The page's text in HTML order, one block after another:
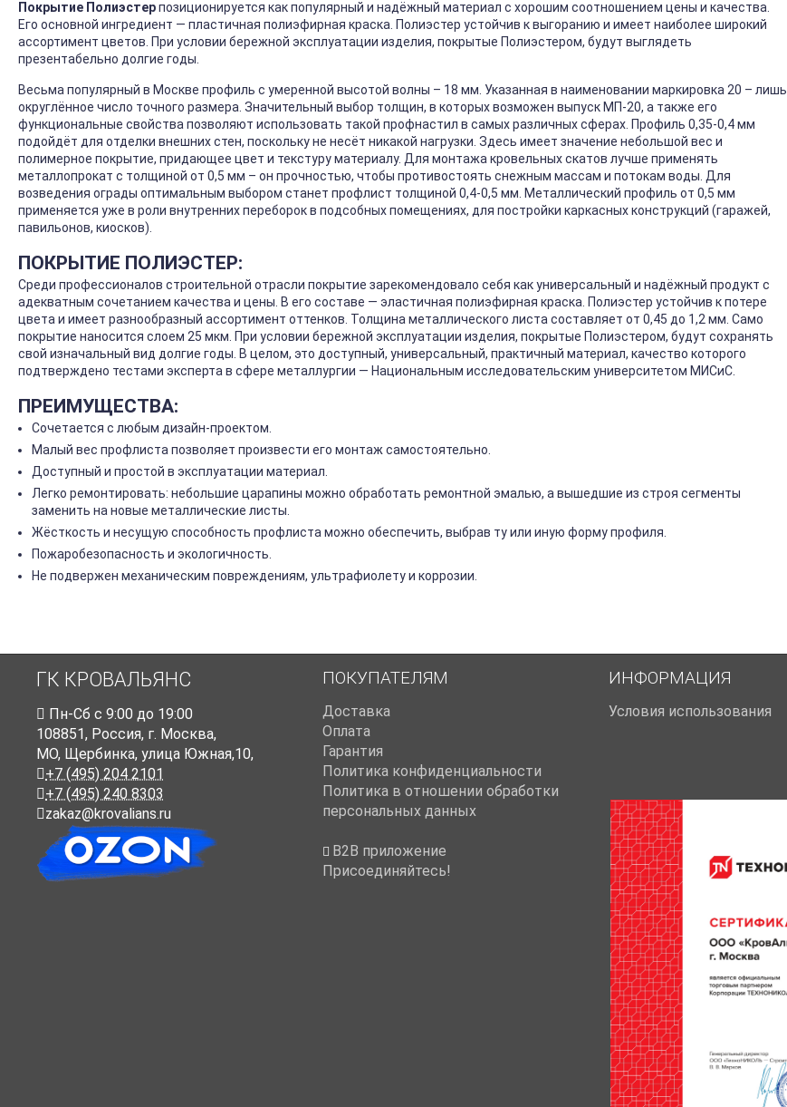
Покрытие Полиэстерпозиционируется как популярный и надёжный материал с хорошим соотношением цены и качества.
Его основной ингредиент — пластичная полиэфирная краска. Полиэстер устойчив к выгоранию и имеет наиболее широкий
ассортимент цветов. При условии бережной эксплуатации изделия, покрытые Полиэстером, будут выглядеть
презентабельно долгие годы.
Весьма популярный в Москве профиль с умеренной высотой волны – 18 мм. Указанная в наименовании маркировка 20 – лишь
округлённое число точного размера. Значительный выбор толщин, в которых возможен выпуск МП-20, а также его
функциональные свойства позволяют использовать такой профнастил в самых различных сферах. Профиль 0,35-0,4 мм
подойдёт для отделки внешних стен, поскольку не несёт никакой нагрузки. Здесь имеет значение небольшой вес и
полимерное покрытие, придающее цвет и текстуру материалу. Для монтажа кровельных скатов лучше применять
металлопрокат с толщиной от 0,5 мм – он прочностью, чтобы противостоять снежным массам и потокам воды. Для
возведения ограды оптимальным выбором станет профлист толщиной 0,4-0,5 мм. Металлический профиль от 0,5 мм
применяется уже в роли внутренних переборок в подсобных помещениях, для постройки каркасных конструкций (гаражей,
павильонов, киосков).
ПОКРЫТИЕ ПОЛИЭСТЕР:
Среди профессионалов строительной отрасли покрытие зарекомендовало себя как универсальный и надёжный продукт с
адекватным сочетанием качества и цены. В его составе — эластичная полиэфирная краска. Полиэстер устойчив к потере
цвета и имеет разнообразный ассортимент оттенков. Толщина металлического листа составляет от 0,45 до 1,2 мм. Само
покрытие наносится слоем 25 мкм. При условии бережной эксплуатации изделия, покрытые Полиэстером, будут сохранять
свой изначальный вид долгие годы. В целом, это доступный, универсальный, практичный материал, качество которого
подтверждено тестами эксперта в сфере металлургии — Национальным исследовательским университетом МИСиС.
ПРЕИМУЩЕСТВА:
Сочетается с любым дизайн-проектом.
Малый вес профлиста позволяет произвести его монтаж самостоятельно.
Доступный и простой в эксплуатации материал.
Легко ремонтировать: небольшие царапины можно обработать ремонтной эмалью, а вышедшие из строя сегменты
заменить на новые металлические листы.
Жёсткость и несущую способность профлиста можно обеспечить, выбрав ту или иную форму профиля.
Пожаробезопасность и экологичность.
Не подвержен механическим повреждениям, ультрафиолету и коррозии.
ГК КРОВАЛЬЯНС
Пн-Cб с 9:00 до 19:00
108851, Россия, г. Москва,
МО, Щербинка, улица Южная,10,
+7 (495) 204 2101
+7 (495) 240 8303
zakaz@krovalians.ru
ПОКУПАТЕЛЯМ
Доставка
Оплата
Гарантия
Политика конфиденциальности
Политика в отношении обработки
персональных данных
B2B приложение
Присоединяйтесь!
ИНФОРМАЦИЯ
Условия использования